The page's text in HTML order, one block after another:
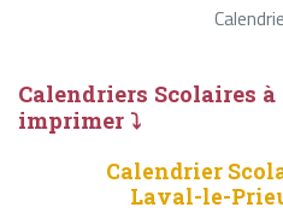
Calendriers Scolaires
imprimer ⤵
Calendrier
Laval-le-